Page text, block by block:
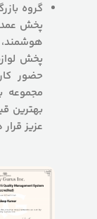
پخش
پخش
حضور
مجموعه
بهترین
عزیز